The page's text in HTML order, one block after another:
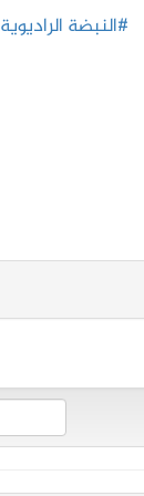
#النبضة الراديوية 121102